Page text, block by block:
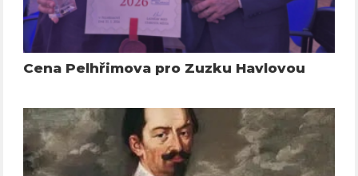
Cena Pelhřimova pro Zuzku Havlovou